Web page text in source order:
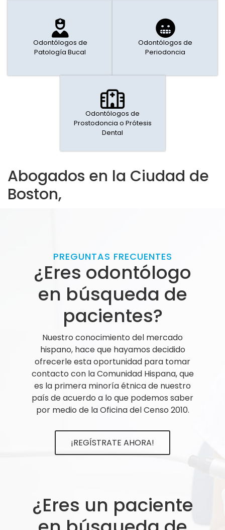
Odontólogos de
Patología Bucal
Odontólogos de
Periodoncia
Odontólogos de
Prostodoncia o Prótesis
Dental
Abogados en la Ciudad de
Boston,
PREGUNTAS FRECUENTES
¿Eres odontólogo
en búsqueda de
pacientes?
Nuestro conocimiento del mercado
hispano, hace que hayamos decidido
ofrecerle esta oportunidad para tomar
contacto con la Comunidad Hispana, que
es la primera minoría étnica de nuestro
país de acuerdo a lo que podemos saber
por medio de la Oficina del Censo 2010.
¡REGÍSTRATE AHORA!
¿Eres un paciente